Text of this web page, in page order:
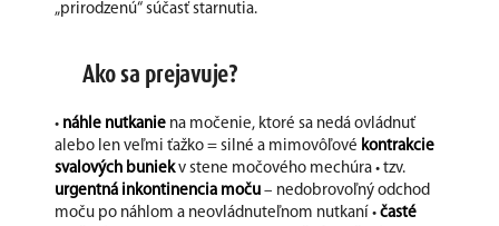
„prirodzenú“ súčasť starnutia.
Ako sa prejavuje?
• náhle nutkanie na močenie, ktoré sa nedá ovládnuť
alebo len veľmi ťažko = silné a mimovôľové kontrakcie
svalových buniekv stene močového mechúra • tzv.
urgentná inkontinencia moču – nedobrovoľný odchod
moču po náhlom a neovládnuteľnom nutkaní • časté